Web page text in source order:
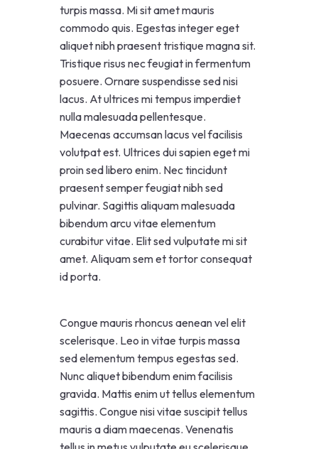
turpis massa. Mi sit amet mauris
commodo quis. Egestas integer eget
aliquet nibh praesent tristique magna sit.
Tristique risus nec feugiat in fermentum
posuere. Ornare suspendisse sed nisi
lacus. At ultrices mi tempus imperdiet
nulla malesuada pellentesque.
Maecenas accumsan lacus vel facilisis
volutpat est. Ultrices dui sapien eget mi
proin sed libero enim. Nec tincidunt
praesent semper feugiat nibh sed
pulvinar. Sagittis aliquam malesuada
bibendum arcu vitae elementum
curabitur vitae. Elit sed vulputate mi sit
amet. Aliquam sem et tortor consequat
id porta.
Congue mauris rhoncus aenean vel elit
scelerisque. Leo in vitae turpis massa
sed elementum tempus egestas sed.
Nunc aliquet bibendum enim facilisis
gravida. Mattis enim ut tellus elementum
sagittis. Congue nisi vitae suscipit tellus
mauris a diam maecenas. Venenatis